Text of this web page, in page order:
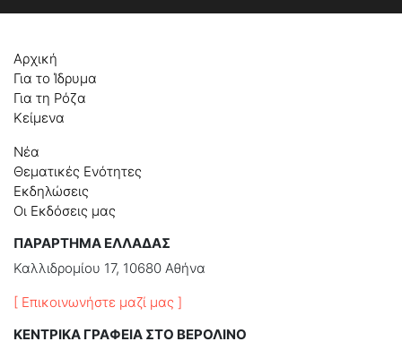
Αρχική
Για το Ίδρυμα
Για τη Ρόζα
Κείμενα
Νέα
Θεματικές Ενότητες
Εκδηλώσεις
Οι Εκδόσεις μας
ΠΑΡΑΡΤΗΜΑ ΕΛΛΑΔΑΣ
Καλλιδρομίου 17, 10680 Αθήνα
[ Επικοινωνήστε μαζί μας ]
ΚΕΝΤΡΙΚΑ ΓΡΑΦΕΙΑ ΣΤΟ ΒΕΡΟΛΙΝΟ